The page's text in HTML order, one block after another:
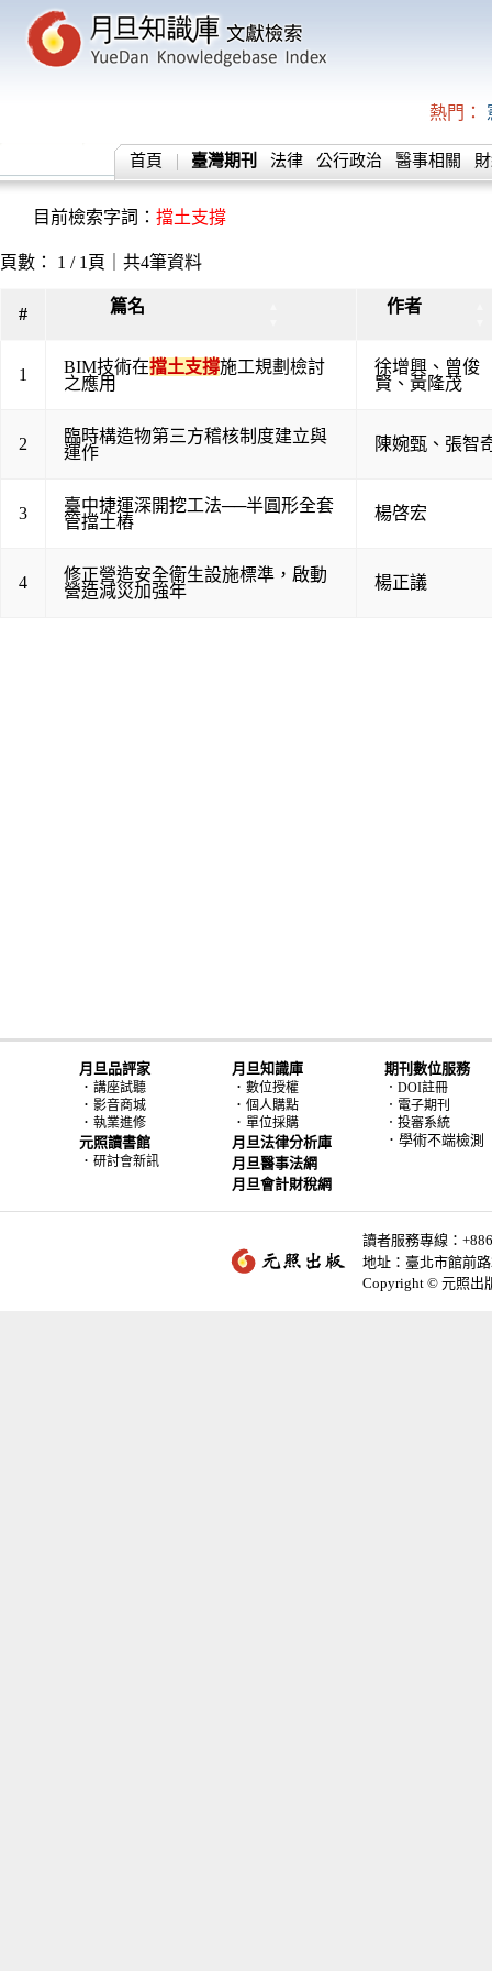
熱門：
首頁 臺灣期刊 法律 公行政治 醫事相關
目前檢索字詞： 擋土支撐
頁數： 1 / 1頁｜共4筆資料
# 篇名 作者
1 BIM技術在擋土支撐施工規劃檢討
之應用
徐增興 、 曾俊
賢 、 黃隆茂
2
臨時構造物第三方稽核制度建立與
運作
陳婉甄 、 張智
3
臺中捷運深開挖工法──半圓形全套
管擋土樁
楊啓宏
4
修正營造安全衛生設施標準，啟動
營造減災加強年
楊正議
月旦品評家
． 講座試聽
． 影音商城
． 執業進修
元照讀書館
． 研討會新訊
月旦知識庫
． 數位授權
． 個人購點
． 單位採購
月旦法律分析庫
月旦醫事法網
月旦會計財稅網
期刊數位服務
．DOI註冊
．電子期刊
．投審系統
．學術不端檢測
讀者服務專線：
地址：臺北市館前
Copyright © 元照出